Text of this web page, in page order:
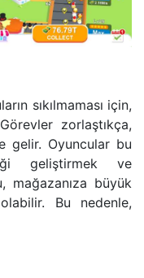
sıkılmaması için,
zorlaştıkça,
gelir. Oyuncular bu
geliştirmek ve
mağazanıza büyük
Bu nedenle,